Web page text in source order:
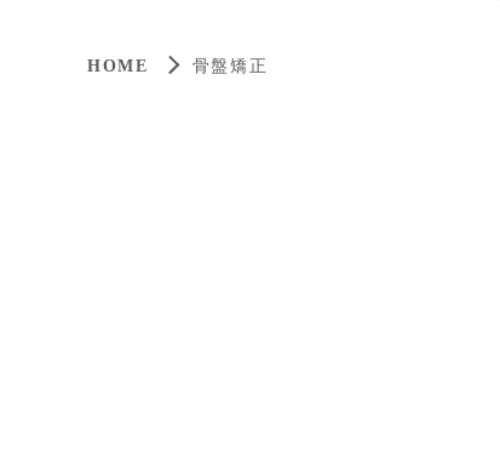
HOME 骨盤矯正